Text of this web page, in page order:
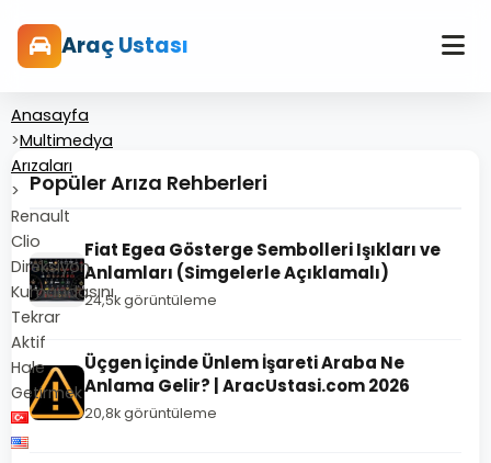
Araç Ustası
Anasayfa
>Multimedya
Arızaları
>
Renault
Clio
Direksiyon
Kumandasını
Tekrar
Aktif
Hale
Getirmek
Popüler Arıza Rehberleri
Fiat Egea Gösterge Sembolleri Işıkları ve
Anlamları (Simgelerle Açıklamalı)
24,5k görüntüleme
Üçgen İçinde Ünlem İşareti Araba Ne
Anlama Gelir? | AracUstasi.com 2026
20,8k görüntüleme